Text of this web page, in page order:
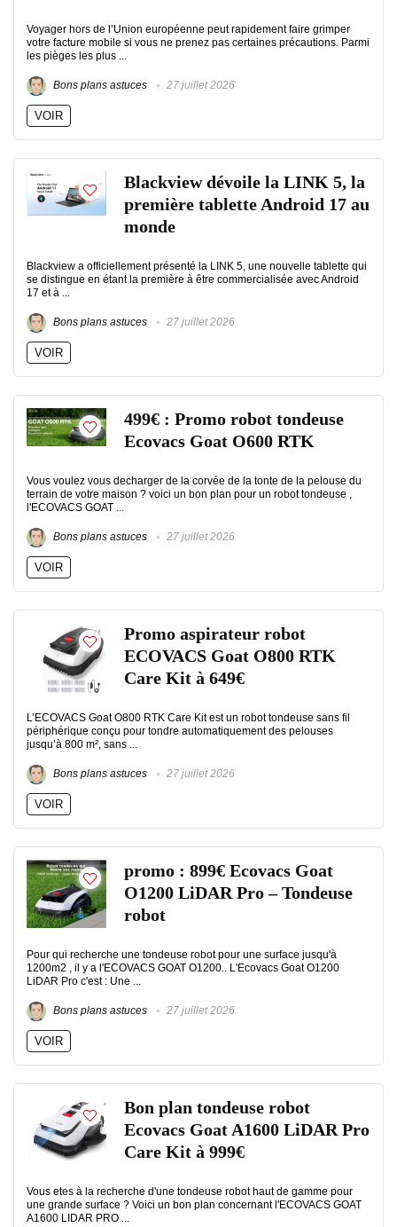
Voyager hors de l’Union européenne peut rapidement faire grimper
votre facture mobile si vous ne prenez pas certaines précautions. Parmi
les pièges les plus ...
Bons plans astuces 27 juillet 2026
VOIR
Blackview dévoile la LINK 5, la
première tablette Android 17 au
monde
Blackview a officiellement présenté la LINK 5, une nouvelle tablette qui
se distingue en étant la première à être commercialisée avec Android
17 et à ...
Bons plans astuces 27 juillet 2026
VOIR
499€ : Promo robot tondeuse
Ecovacs Goat O600 RTK
Vous voulez vous decharger de la corvée de la tonte de la pelouse du
terrain de votre maison ? voici un bon plan pour un robot tondeuse ,
l'ECOVACS GOAT ...
Bons plans astuces 27 juillet 2026
VOIR
Promo aspirateur robot
ECOVACS Goat O800 RTK
Care Kit à 649€
L’ECOVACS Goat O800 RTK Care Kit est un robot tondeuse sans fil
périphérique conçu pour tondre automatiquement des pelouses
jusqu’à 800 m², sans ...
Bons plans astuces 27 juillet 2026
VOIR
promo : 899€ Ecovacs Goat
O1200 LiDAR Pro – Tondeuse
robot
Pour qui recherche une tondeuse robot pour une surface jusqu'à
1200m2 , il y a l'ECOVACS GOAT O1200.. L'Ecovacs Goat O1200
LiDAR Pro c'est : Une ...
Bons plans astuces 27 juillet 2026
VOIR
Bon plan tondeuse robot
Ecovacs Goat A1600 LiDAR Pro
Care Kit à 999€
Vous etes à la recherche d'une tondeuse robot haut de gamme pour
une grande surface ? Voici un bon plan concernant l'ECOVACS GOAT
A1600 LIDAR PRO ...